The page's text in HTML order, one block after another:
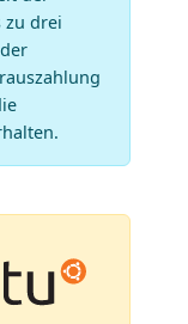
zu drei